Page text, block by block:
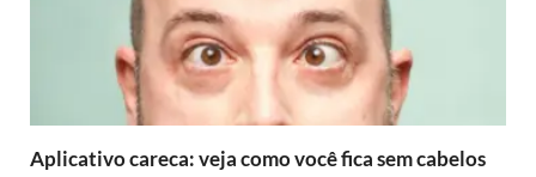
Aplicativo careca: veja como você fica sem cabelos